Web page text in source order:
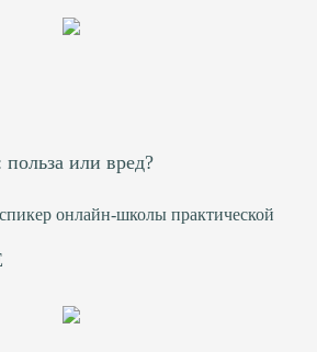
или вред?
онлайн-школы практической